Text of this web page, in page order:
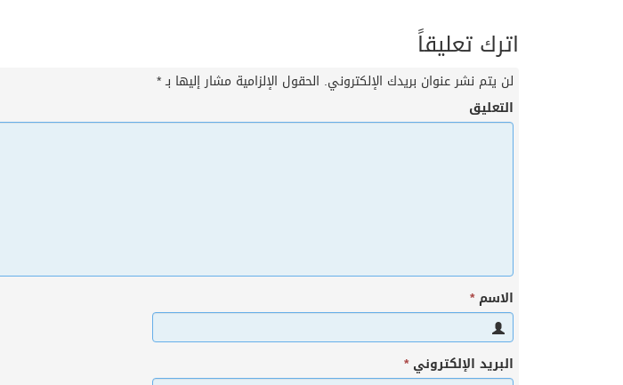
اترك تعليقاً
لن يتم نشر عنوان بريدك الإلكتروني. الحقول الإلزامية مشار إليها بـ*
التعليق
الاسم*
البريد الإلكتروني*